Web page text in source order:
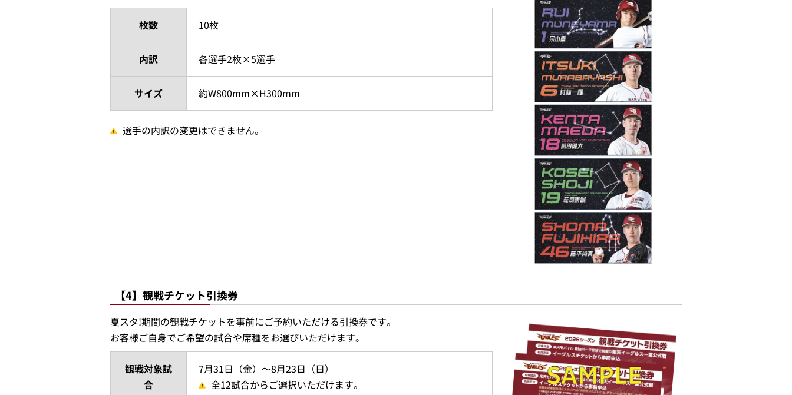
枚数 10枚
内訳 各選手2枚×5選手
サイズ 約W800mm×H300mm
選手の内訳の変更はできません。
【4】観戦チケット引換券
夏スタ!期間の観戦チケットを事前にご予約いただける引換券です。
お客様ご自身でご希望の試合や席種をお選びいただけます。
観戦対象試
合
7月31日（金）～8月23日（日）
全12試合からご選択いただけます。